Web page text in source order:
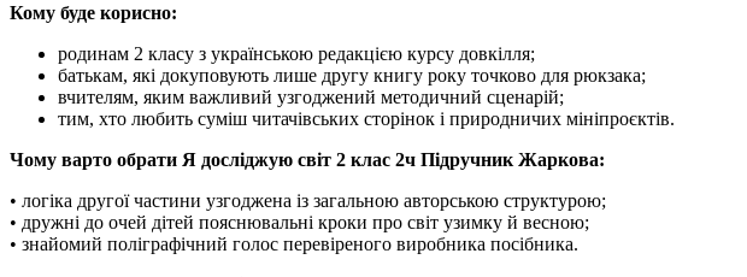
Кому буде корисно:
родинам 2 класу з українською редакцією курсу довкілля;
батькам, які докуповують лише другу книгу року точково для рюкзака;
вчителям, яким важливий узгоджений методичний сценарій;
тим, хто любить суміш читачівських сторінок і природничих мініпроєктів.
Чому варто обрати Я досліджую світ 2 клас 2ч Підручник Жаркова:
• логіка другої частини узгоджена із загальною авторською структурою;
• дружні до очей дітей пояснювальні кроки про світ узимку й весною;
• знайомий поліграфічний голос перевіреного виробника посібника.